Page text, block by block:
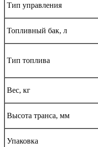
Тип управления
Топливный бак, л
Тип топлива
Вес, кг
Высота транса, мм
Упаковка